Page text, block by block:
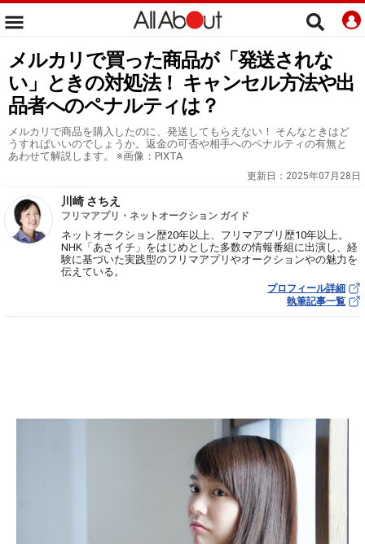
メルカリで買った商品が「発送されな
い」ときの対処法！ キャンセル方法や出
品者へのペナルティは？
メルカリで商品を購入したのに、発送してもらえない！ そんなときはど
うすればいいのでしょうか。返金の可否や相手へのペナルティの有無と
あわせて解説します。 ※画像：PIXTA
更新日： 2025年07月28日
川崎 さちえ
フリマアプリ・ネットオークション ガイド
ネットオークション歴20年以上、フリマアプリ歴10年以上。
NHK「あさイチ」をはじめとした多数の情報番組に出演し、経
験に基づいた実践型のフリマアプリやオークションやの魅力を
伝えている。
プロフィール詳細
執筆記事一覧